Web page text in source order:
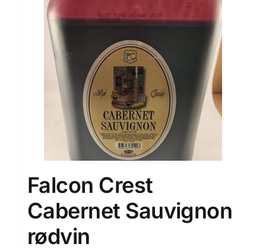
Falcon Crest
Cabernet Sauvignon
rødvin